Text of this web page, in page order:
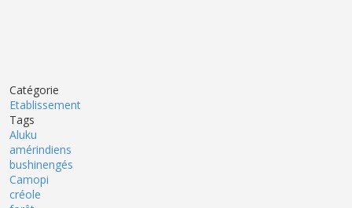
Catégorie
Etablissement
Tags
Aluku
amérindiens
bushinengés
Camopi
créole